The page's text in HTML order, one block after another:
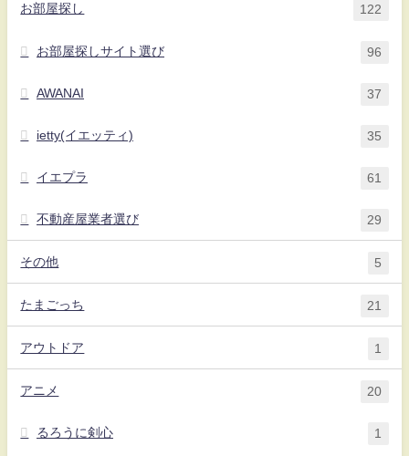
お部屋探し 122
お部屋探しサイト選び 96
AWANAI 37
ietty(イエッティ) 35
イエプラ 61
不動産屋業者選び 29
その他 5
たまごっち 21
アウトドア 1
アニメ 20
るろうに剣心 1